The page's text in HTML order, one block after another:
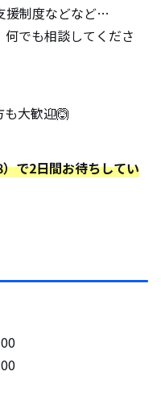
援制度などなど…
でも相談してくださ
大歓迎🙆
で2日間お待ちしてい